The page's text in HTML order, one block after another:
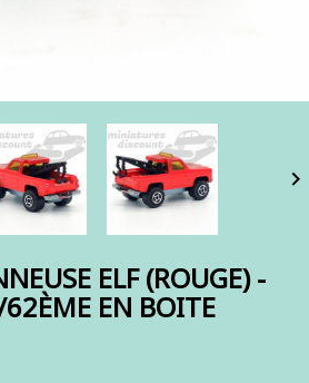

ELF (ROUGE) -
EN BOITE